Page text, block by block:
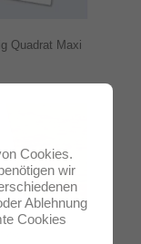
Cookies.
wir
Ablehnung
Cookies
Karte Kommunion / Konfirmation 2-seitig Quadrat Maxi